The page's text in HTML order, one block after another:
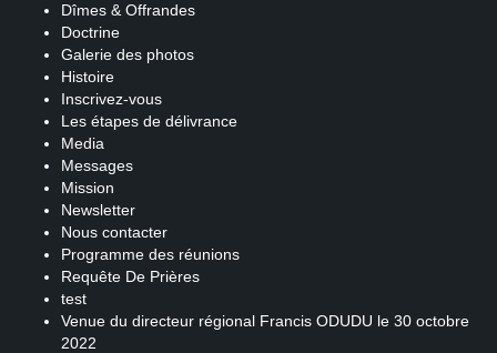
Dîmes & Offrandes
Doctrine
Galerie des photos
Histoire
Inscrivez-vous
Les étapes de délivrance
Media
Messages
Mission
Newsletter
Nous contacter
Programme des réunions
Requête De Prières
test
Venue du directeur régional Francis ODUDU le 30 octobre
2022